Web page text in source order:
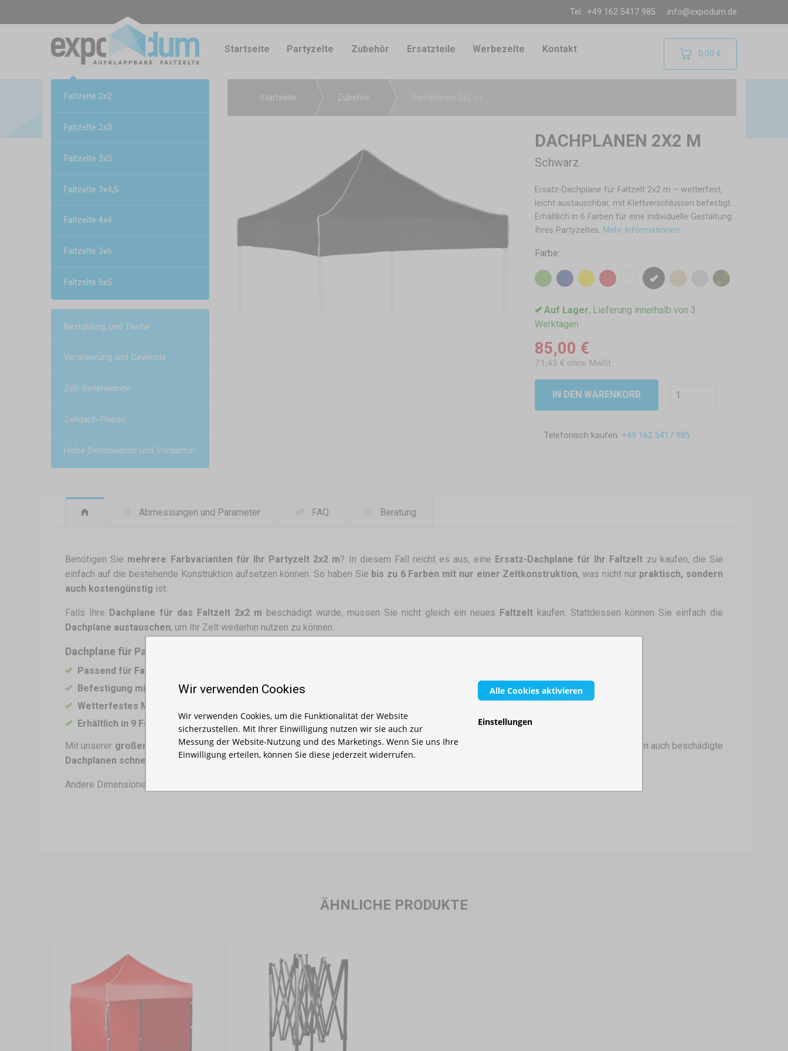
Tel.: +49 162 5417 985 info@expodum.de
Startseite Partyzelte Zubehör Ersatzteile Werbezelte Kontakt 0,00 €
Faltzelte 2x2
Faltzelte 2x3
Faltzelte 3x3
Faltzelte 3x4,5
Faltzelte 4x4
Faltzelte 3x6
Faltzelte 5x5
Bestuhlung und Tische
Verankerung und Gewichte
Zelt-Seitenwände
Zeltdach-Planen
Halbe Seitenwände und Vordächer
Startseite Zubehör
DACHPLANEN 2X2 M
Schwarz
Ersatz-Dachplane für Faltzelt 2x2 m – wetterfest,
leicht austauschbar, mit Klettverschlüssen befestigt.
Erhältlich in 6 Farben für eine individuelle Gestaltung
Ihres Partyzeltes. Mehr Informationen
Farbe:
Auf Lager, Lieferung innerhalb von 3
Werktagen
85,00 €
71,43 € ohne MwSt.
IN DEN WARENKORB
Telefonisch kaufen: +49 162 5417 985
Abmessungen und Parameter FAQ Beratung
Benötigen Sie mehrere Farbvarianten für Ihr Partyzelt 2x2 m? In diesem Fall reicht es aus, eine Ersatz-Dachplane für Ihr Faltzelt zu kaufen, die Sie
einfach auf die bestehende Konstruktion aufsetzen können. So haben Sie bis zu 6 Farben mit nur einer Zeltkonstruktion, was nicht nur praktisch, sondern
auch kostengünstig ist.
Falls Ihre Dachplane für das Faltzelt 2x2 m beschädigt wurde, müssen Sie nicht gleich ein neues Faltzelt kaufen. Stattdessen können Sie einfach die
Dachplane austauschen, um Ihr Zelt weiterhin nutzen zu können.
Dachplane für Partyzelt 2x2 m – Eigenschaften:
Passend für Faltzelte in der Größe 2x2 m
Befestigung mit Klettverschlüssen– schnelle und sichere Montage
Wetterfestes Material
Erhältlich in 9 Farben
: Weiß, Schwarz, Rot, Gelb, Blau, Grün, Beige, Grau/Anthrazit, Camouflage.
Mit unserer großen Auswahl an Dachplanen für Faltzeltekönnen Sie nicht nur das Design Ihres
individuell anpassen, sondern auch beschädigte
Dachplanen schnell und kostengünstig ersetzen
Andere Dimensionen:
ÄHNLICHE PRODUKTE
Wir verwenden Cookies
Wir verwenden Cookies, um die Funktionalität der Website
sicherzustellen. Mit Ihrer Einwilligung nutzen wir sie auch zur
Messung der Website-Nutzung und des Marketings. Wenn Sie uns Ihre
Einwilligung erteilen, können Sie diese jederzeit widerrufen.
Alle Cookies aktivieren
Einstellungen